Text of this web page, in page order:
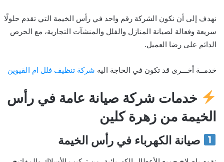
نهدف إلى أن نكون الشركة رقم واحد في رأس الخيمة التي تقدم حلولًا
سريعة وفعالة لصيانة المنازل والفلل والمنشآت التجارية، مع الحرص
الدائم على رضا العميل.
خدمــة أخـــرى قد تكون في الحاجة اليه شركة تنظيف فلل ام القيوين
خدمات شركة صيانة عامة في رأس
الخيمة من زهرة كلين
صيانة الكهرباء في رأس الخيمة